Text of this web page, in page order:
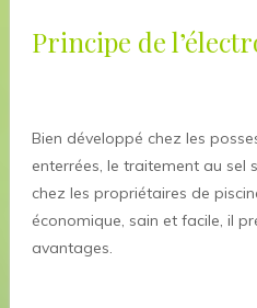
Principe de
Bien développé chez les
enterrées, le traitement au
chez les propriétaires de
économique, sain et facile, il
avantages.